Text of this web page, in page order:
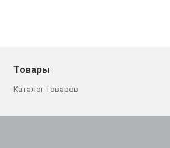
Товары
Каталог товаров